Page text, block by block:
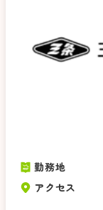
勤務地
アクセス